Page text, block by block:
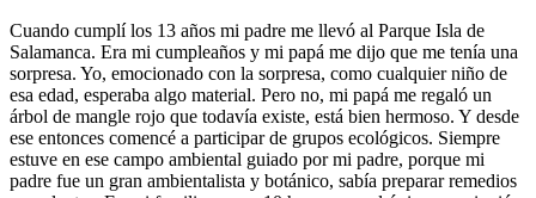
Cuando cumplí los 13 años mi padre me llevó al Parque Isla de
Salamanca. Era mi cumpleaños y mi papá me dijo que me tenía una
sorpresa. Yo, emocionado con la sorpresa, como cualquier niño de
esa edad, esperaba algo material. Pero no, mi papá me regaló un
árbol de mangle rojo que todavía existe, está bien hermoso. Y desde
ese entonces comencé a participar de grupos ecológicos. Siempre
estuve en ese campo ambiental guiado por mi padre, porque mi
padre fue un gran ambientalista y botánico, sabía preparar remedios